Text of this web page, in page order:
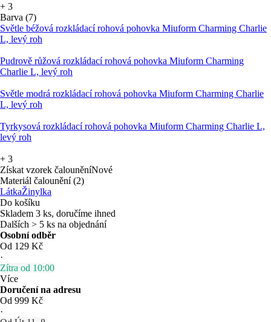
+ 3
Barva (7)
Světle béžová rozkládací rohová pohovka Miuform Charming Charlie
L, levý roh
Pudrově růžová rozkládací rohová pohovka Miuform Charming
Charlie L, levý roh
Světle modrá rozkládací rohová pohovka Miuform Charming Charlie
L, levý roh
Tyrkysová rozkládací rohová pohovka Miuform Charming Charlie L,
levý roh
+ 3
Získat vzorek čalouněníNové
Materiál čalounění (2)
LátkaŽinylka
Do košíku
Skladem 3 ks, doručíme ihned
Dalších > 5 ks na objednání
Osobní odběr
Od 129 Kč
·
Zítra od 10:00
Více
Doručení na adresu
Od 999 Kč
·